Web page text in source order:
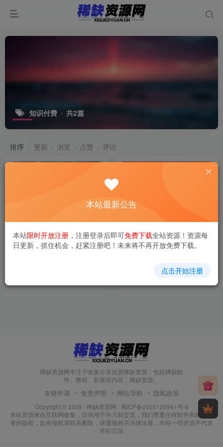
知识付费 共2篇
排序 更新 浏览 点赞 评论
用DeepSeek写爆文，日引
300+创业粉，做知识付费每天
《喜马拉雅付费音频—知识提
升类》合集【价值上千】
稀缺资源网专注于收集分享优质稀缺资源，包括稀缺软
件、教程、影视等内容，稀缺资源。
友链申请 免责声明 网站导航 隐私政策
Copyright © 2025 · 稀缺资源网 · 蜀ICP备2025120941号-6
本站资源来自互联网收集，仅供用于学习和交流，我们尊重任何软件和教程作
者的版权，如有侵权请联系删除，请遵循相关法律法规，本站一切资源不代表
本站立场
本站最新公告
本站限时开放注册 ，注册登录后即可免费下载全站资源！资源每
日更新，抓住机会，赶紧注册吧！未来将不再开放免费下载。
点击开始注册